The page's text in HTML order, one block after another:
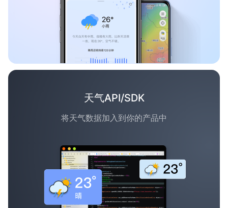
天气API/SDK
将天气数据加入到你的产品中